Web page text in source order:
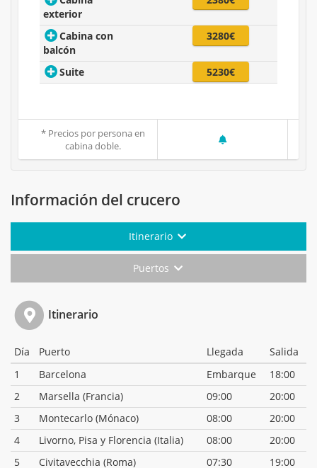
exterior
Cabina con
balcón
3280€
Suite 5230€
* Precios por persona en
cabina doble.
Información del crucero
Itinerario
Puertos
Itinerario
Día Puerto Llegada
Salida
1
Barcelona Embarque
18:00
2
Marsella (Francia) 09:00
20:00
3
Montecarlo (Mónaco) 08:00
20:00
4
Livorno, Pisa y Florencia (Italia) 08:00
20:00
5
Civitavecchia (Roma) 07:30 19:00